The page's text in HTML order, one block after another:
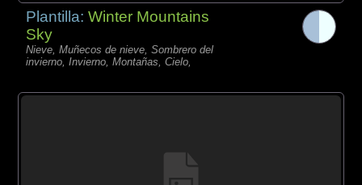
Plantilla:Winter Mountains
Sky
Nieve, Muñecos de nieve, Sombrero del
invierno, Invierno, Montañas, Cielo,